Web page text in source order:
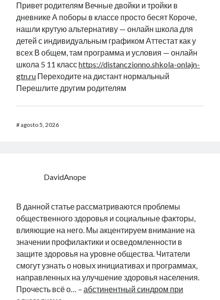
Привет родителям Вечные двойки и тройки в
дневнике А поборы в классе просто бесят Короче,
нашли крутую альтернативу — онлайн школа для
детей с индивидуальным графиком Аттестат как у
всех В общем, там программа и условия — онлайн
школа 5 11 классhttps://distanczionno.shkola-onlajn-
gtn.ru Переходите на дистант нормальный
Перешлите другим родителям
#agosto 5, 2026
DavidAnope
В данной статье рассматриваются проблемы
общественного здоровья и социальные факторы,
влияющие на него. Мы акцентируем внимание на
значении профилактики и осведомленности в
защите здоровья на уровне общества. Читатели
смогут узнать о новых инициативах и программах,
направленных на улучшение здоровья населения.
Прочесть всё о… –абстинентный синдром при